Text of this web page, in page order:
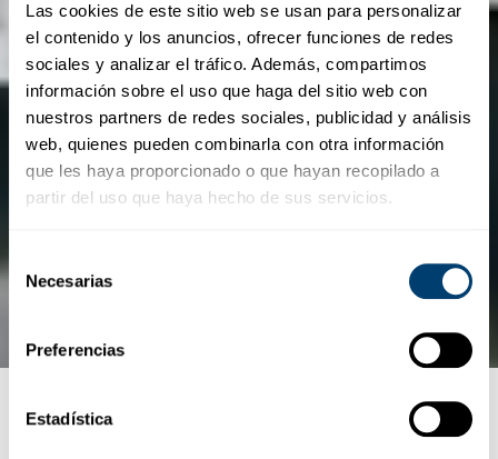
Las cookies de este sitio web se usan para personalizar
el contenido y los anuncios, ofrecer funciones de redes
sociales y analizar el tráfico. Además, compartimos
información sobre el uso que haga del sitio web con
nuestros partners de redes sociales, publicidad y análisis
web, quienes pueden combinarla con otra información
que les haya proporcionado o que hayan recopilado a
partir del uso que haya hecho de sus servicios.
Selección
Necesarias
Preferencias
Estadística